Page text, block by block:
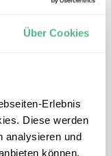
Über Cookies
Erlebnis
Diese werden
analysieren und
können,